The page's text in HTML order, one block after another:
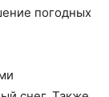
погодных